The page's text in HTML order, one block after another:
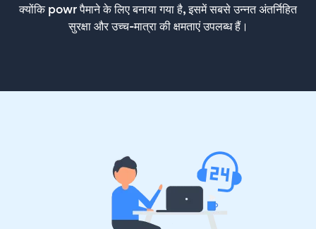
क्योंकि powr पैमाने के लिए बनाया गया है, इसमें सबसे उन्नत अंतर्निहित
सुरक्षा और उच्च-मात्रा की क्षमताएं उपलब्ध हैं।